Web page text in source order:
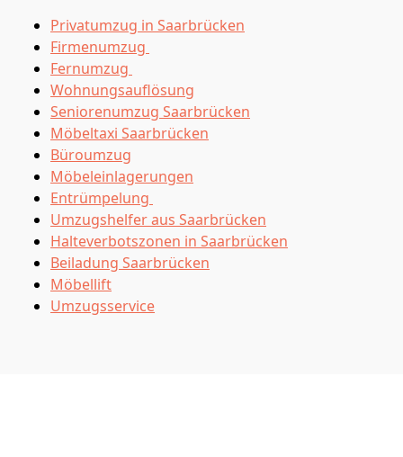
Privatumzug in Saarbrücken
Firmenumzug
Fernumzug
Wohnungsauflösung
Seniorenumzug Saarbrücken
Möbeltaxi Saarbrücken
Büroumzug
Möbeleinlagerungen
Entrümpelung
Umzugshelfer aus Saarbrücken
Halteverbotszonen in Saarbrücken
Beiladung Saarbrücken
Möbellift
Umzugsservice